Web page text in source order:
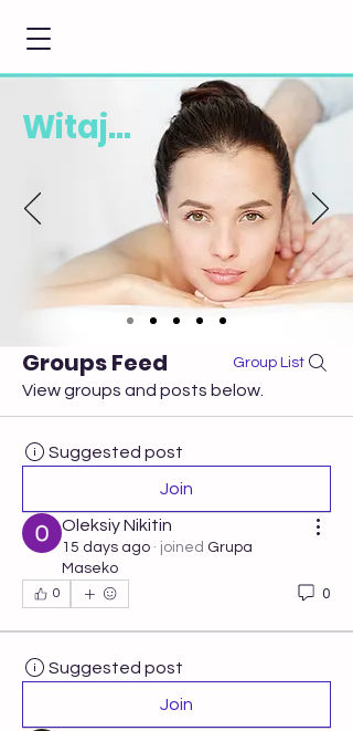
Witaj...
Groups Feed Group List
View groups and posts below.
Suggested post
Join
Oleksiy Nikitin
15 days ago · joined Grupa
Maseko
0 0
Suggested post
Join